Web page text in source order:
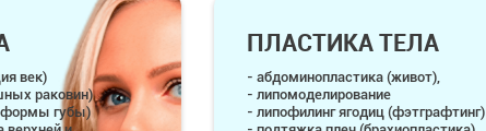
век)
раковин)
формы губы)
ПЛАСТИКА ТЕЛА
- абдоминопластика (живот),
- липомоделирование
- липофилинг ягодиц (фэтграфтинг)